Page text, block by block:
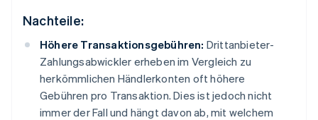
Nachteile:
Höhere Transaktionsgebühren: Drittanbieter-
Zahlungsabwickler erheben im Vergleich zu
herkömmlichen Händlerkonten oft höhere
Gebühren pro Transaktion. Dies ist jedoch nicht
immer der Fall und hängt davon ab, mit welchem